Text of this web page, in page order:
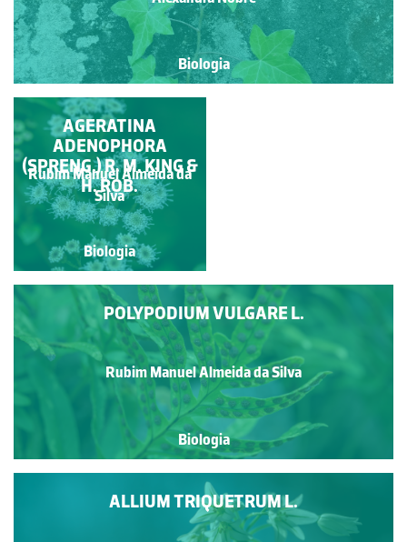
Biologia
CONTEIRA
Pedro Freitas
Biologia
POLYPODIUM VULGARE L.
Rubim Manuel Almeida da Silva
Biologia
AGERATINA
ADENOPHORA
(SPRENG.) R. M. KING &
H. ROB.
Rubim Manuel Almeida da
Silva
Biologia
ALLIUM TRIQUETRUM L.